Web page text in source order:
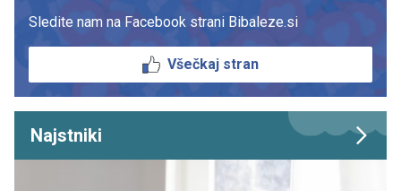
Sledite nam na Facebook strani Bibaleze.si
Všečkaj stran
Najstniki